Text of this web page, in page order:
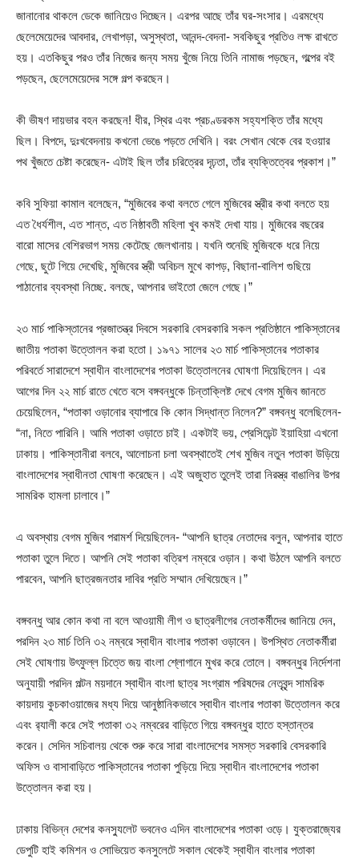
জানানোর থাকলে ডেকে জানিয়েও দিচ্ছেন। এরপর আছে তাঁর ঘর-সংসার। এরমধ্যে
ছেলেমেয়েদের আবদার, লেখাপড়া, অসুস্থতা, আনন্দ-বেদনা- সবকিছুর প্রতিও লক্ষ রাখতে
হয়। এতকিছুর পরও তাঁর নিজের জন্য সময় খুঁজে নিয়ে তিনি নামাজ পড়ছেন, গল্পের বই
পড়ছেন, ছেলেমেয়েদের সঙ্গে গল্প করছেন।
কী ভীষণ দায়ভার বহন করছেন! ধীর, স্থির এবং প্রচণ্ডরকম সহ্যশক্তি তাঁর মধ্যে
ছিল। বিপদে, দুঃখবেদনায় কখনো ভেঙে পড়তে দেখিনি। বরং সেখান থেকে বের হওয়ার
পথ খুঁজতে চেষ্টা করেছেন- এটাই ছিল তাঁর চরিত্রের দৃঢ়তা, তাঁর ব্যক্তিত্বের প্রকাশ।”
কবি সুফিয়া কামাল বলেছেন, “মুজিবের কথা বলতে গেলে মুজিবের স্ত্রীর কথা বলতে হয়
এত ধৈর্যশীল, এত শান্ত, এত নিষ্ঠাবতী মহিলা খুব কমই দেখা যায়। মুজিবের বছরের
বারো মাসের বেশিরভাগ সময় কেটেছে জেলখানায়। যখনি শুনেছি মুজিবকে ধরে নিয়ে
গেছে, ছুটে গিয়ে দেখেছি, মুজিবের স্ত্রী অবিচল মুখে কাপড়, বিছানা-বালিশ গুছিয়ে
পাঠানোর ব্যবস্থা নিচ্ছে. বলছে, আপনার ভাইতো জেলে গেছে।”
২৩ মার্চ পাকিস্তানের প্রজাতন্ত্র দিবসে সরকারি বেসরকারি সকল প্রতিষ্ঠানে পাকিস্তানের
জাতীয় পতাকা উত্তোলন করা হতো। ১৯৭১ সালের ২৩ মার্চ পাকিস্তানের পতাকার
পরিবর্তে সারাদেশে স্বাধীন বাংলাদেশের পতাকা উত্তোলনের ঘোষণা দিয়েছিলেন। এর
আগের দিন ২২ মার্চ রাতে খেতে বসে বঙ্গবন্ধুকে চিন্তাক্লিষ্ট দেখে বেগম মুজিব জানতে
চেয়েছিলেন, “পতাকা ওড়ানোর ব্যাপারে কি কোন সিদ্ধান্ত নিলেন?” বঙ্গবন্ধু বলেছিলেন-
“না, নিতে পারিনি। আমি পতাকা ওড়াতে চাই। একটাই ভয়, প্রেসিডেন্ট ইয়াহিয়া এখনো
ঢাকায়। পাকিস্তানীরা বলবে, আলোচনা চলা অবস্থাতেই শেখ মুজিব নতুন পতাকা উড়িয়ে
বাংলাদেশের স্বাধীনতা ঘোষণা করেছেন। এই অজুহাত তুলেই তারা নিরস্ত্র বাঙালির উপর
সামরিক হামলা চালাবে।”
এ অবস্থায় বেগম মুজিব পরামর্শ দিয়েছিলেন- “আপনি ছাত্র নেতাদের বলুন, আপনার হাতে
পতাকা তুলে দিতে। আপনি সেই পতাকা বত্রিশ নম্বরে ওড়ান। কথা উঠলে আপনি বলতে
পারবেন, আপনি ছাত্রজনতার দাবির প্রতি সম্মান দেখিয়েছেন।”
বঙ্গবন্ধু আর কোন কথা না বলে আওয়ামী লীগ ও ছাত্রলীগের নেতাকর্মীদের জানিয়ে দেন,
পরদিন ২৩ মার্চ তিনি ৩২ নম্বরে স্বাধীন বাংলার পতাকা ওড়াবেন। উপস্থিত নেতাকর্মীরা
সেই ঘোষণায় উৎফুল্ল চিত্তে জয় বাংলা শ্লোগানে মুখর করে তোলে। বঙ্গবন্ধুর নির্দেশনা
অনুযায়ী পরদিন পল্টন ময়দানে স্বাধীন বাংলা ছাত্র সংগ্রাম পরিষদের নেতৃবৃন্দ সামরিক
কায়দায় কুচকাওয়াজের মধ্য দিয়ে আনুষ্ঠানিকভাবে স্বাধীন বাংলার পতাকা উত্তোলন করে
এবং র‌্যালী করে সেই পতাকা ৩২ নম্বরের বাড়িতে গিয়ে বঙ্গবন্ধুর হাতে হস্তান্তর
করেন। সেদিন সচিবালয় থেকে শুরু করে সারা বাংলাদেশের সমস্ত সরকারি বেসরকারি
অফিস ও বাসাবাড়িতে পাকিস্তানের পতাকা পুড়িয়ে দিয়ে স্বাধীন বাংলাদেশের পতাকা
উত্তোলন করা হয়।
ঢাকায় বিভিন্ন দেশের কনস্যুলেট ভবনেও এদিন বাংলাদেশের পতাকা ওড়ে। যুক্তরাজ্যের
ডেপুটি হাই কমিশন ও সোভিয়েত কনসুলেটে সকাল থেকেই স্বাধীন বাংলার পতাকা